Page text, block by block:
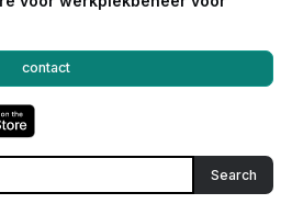
contact